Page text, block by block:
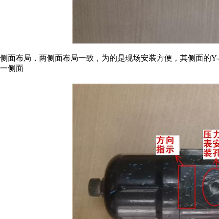
侧面布局，两侧面布局一致，为的是现场安装方便，其侧面的
一侧面